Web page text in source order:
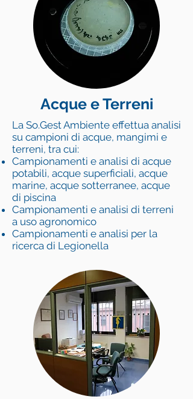
Acque e Terreni
La So.Gest Ambiente effettua analisi
su campioni di acque, mangimi e
terreni, tra cui:
Campionamenti e analisi di acque
potabili, acque superficiali, acque
marine, acque sotterranee, acque
di piscina
Campionamenti e analisi di terreni
a uso agronomico
Campionamenti e analisi per la
ricerca di Legionella